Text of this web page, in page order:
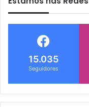
15.035
Seguidores